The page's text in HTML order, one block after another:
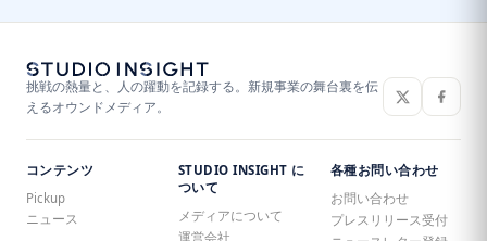
挑戦の熱量と、人の躍動を記録する。新規事業の舞台裏を伝
えるオウンドメディア。
コンテンツ
Pickup
ニュース
STUDIO INSIGHT に
ついて
メディアについて
運営会社
各種お問い合わせ
お問い合わせ
プレスリリース受付